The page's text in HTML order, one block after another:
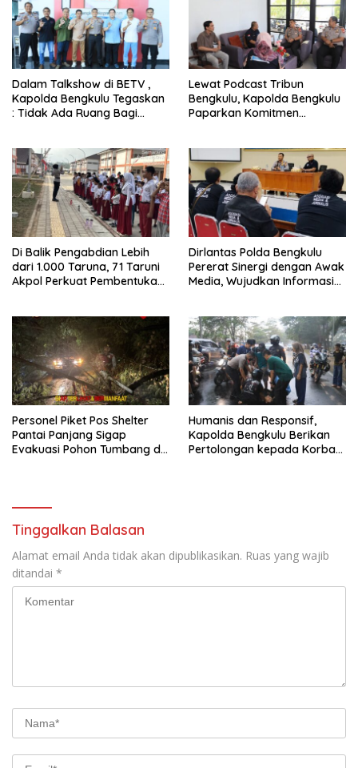
Dalam Talkshow di BETV ,
Kapolda Bengkulu Tegaskan
: Tidak Ada Ruang Bagi
Lewat Podcast Tribun
Bengkulu, Kapolda Bengkulu
Paparkan Komitmen
Di Balik Pengabdian Lebih
dari 1.000 Taruna, 71 Taruni
Akpol Perkuat Pembentukan
Dirlantas Polda Bengkulu
Pererat Sinergi dengan Awak
Media, Wujudkan Informasi
Personel Piket Pos Shelter
Pantai Panjang Sigap
Evakuasi Pohon Tumbang di
Humanis dan Responsif,
Kapolda Bengkulu Berikan
Pertolongan kepada Korban
Tinggalkan Balasan
Alamat email Anda tidak akan dipublikasikan. Ruas yang wajib
ditandai *